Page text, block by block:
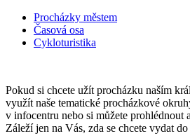
Procházky městem
Časová osa
Cykloturistika
Pokud si chcete užít procházku naším
využít naše tematické procházkové
v infocentru nebo si můžete prohlédnout
Záleží jen na Vás, zda se chcete vydat do